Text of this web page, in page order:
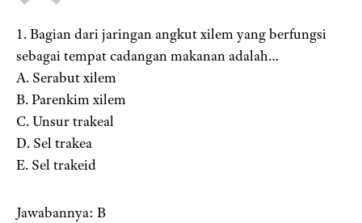
1. Bagian dari jaringan angkut xilem yang berfungsi
sebagai tempat cadangan makanan adalah…
A. Serabut xilem
B. Parenkim xilem
C. Unsur trakeal
D. Sel trakea
E. Sel trakeid
Jawabannya: B